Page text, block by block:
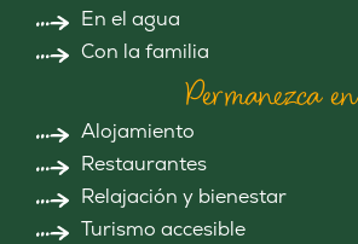
En el agua
Con la familia
Permanezca en
Alojamiento
Restaurantes
Relajación y bienestar
Turismo accesible